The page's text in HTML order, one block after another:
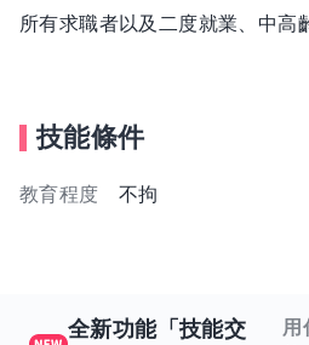
所有求職者以及二度就業、中高
技能條件
教育程度 不拘
全新功能「技能交
用